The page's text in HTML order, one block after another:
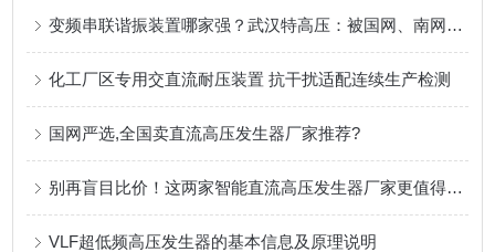
变频串联谐振装置哪家强？武汉特高压：被国网、南网多次采购的品牌
化工厂区专用交直流耐压装置 抗干扰适配连续生产检测
国网严选,全国卖直流高压发生器厂家推荐?
别再盲目比价！这两家智能直流高压发生器厂家更值得信赖
VLF超低频高压发生器的基本信息及原理说明